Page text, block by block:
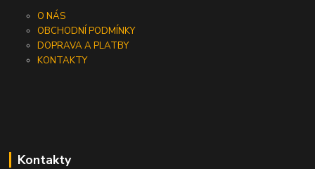
O NÁS
OBCHODNÍ PODMÍNKY
DOPRAVA A PLATBY
KONTAKTY
Kontakty